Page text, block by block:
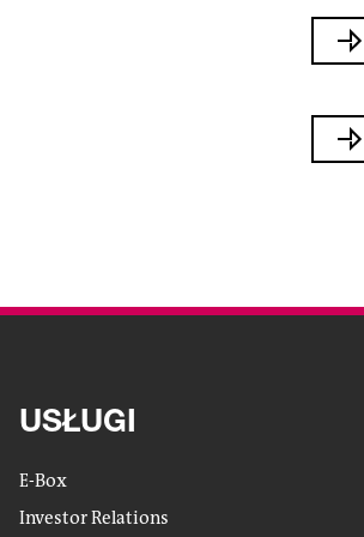
USŁUGI
E-Box
Investor Relations